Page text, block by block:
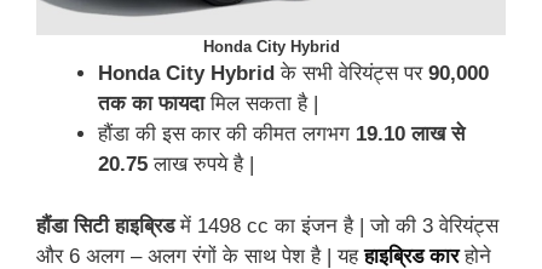
Honda City Hybrid
Honda City Hybrid के सभी वेरियंट्स पर90,000
तक का फायदामिल सकता है |
हौंडा की इस कार की कीमत लगभग 19.10 लाख से
20.75 लाख रुपये है |
हौंडा सिटी हाइब्रिडमें 1498 cc का इंजन है | जो की 3 वेरियंट्स
और 6 अलग – अलग रंगों के साथ पेश है | यहहाइब्रिड कारहोने